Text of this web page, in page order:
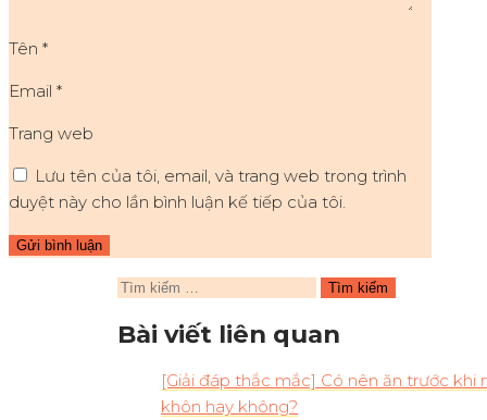
Tên *
Email *
Trang web
Lưu tên của tôi, email, và trang web trong trình
duyệt này cho lần bình luận kế tiếp của tôi.
Tìm
cho:
Bài viết liên quan
[Giải đáp thắc mắc] Có nên ăn trước khi
khôn hay không?